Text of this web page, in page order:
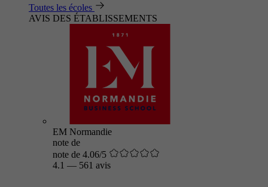
Toutes les écoles
AVIS DES ÉTABLISSEMENTS
EM Normandie
note de
note de 4.06/5
4.1 — 561 avis